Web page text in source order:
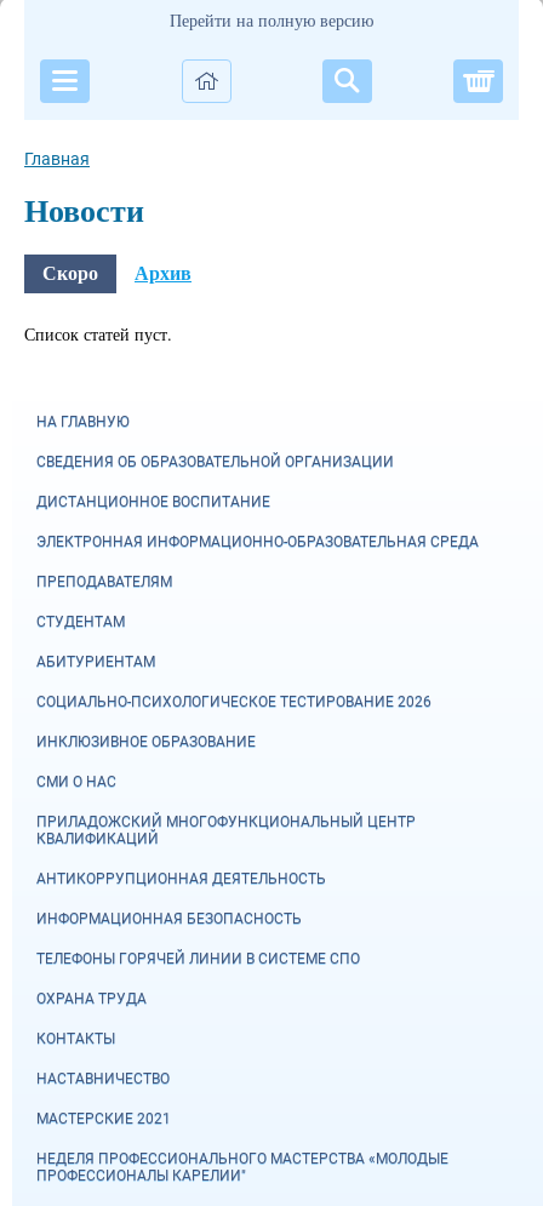
Перейти на полную версию
Главная
Новости
Скоро Архив
Список статей пуст.
НА ГЛАВНУЮ
СВЕДЕНИЯ ОБ ОБРАЗОВАТЕЛЬНОЙ ОРГАНИЗАЦИИ
ДИСТАНЦИОННОЕ ВОСПИТАНИЕ
ЭЛЕКТРОННАЯ ИНФОРМАЦИОННО-ОБРАЗОВАТЕЛЬНАЯ СРЕДА
ПРЕПОДАВАТЕЛЯМ
СТУДЕНТАМ
АБИТУРИЕНТАМ
СОЦИАЛЬНО-ПСИХОЛОГИЧЕСКОЕ ТЕСТИРОВАНИЕ 2026
ИНКЛЮЗИВНОЕ ОБРАЗОВАНИЕ
СМИ О НАС
ПРИЛАДОЖСКИЙ МНОГОФУНКЦИОНАЛЬНЫЙ ЦЕНТР
КВАЛИФИКАЦИЙ
АНТИКОРРУПЦИОННАЯ ДЕЯТЕЛЬНОСТЬ
ИНФОРМАЦИОННАЯ БЕЗОПАСНОСТЬ
ТЕЛЕФОНЫ ГОРЯЧЕЙ ЛИНИИ В СИСТЕМЕ СПО
ОХРАНА ТРУДА
КОНТАКТЫ
НАСТАВНИЧЕСТВО
МАСТЕРСКИЕ 2021
НЕДЕЛЯ ПРОФЕССИОНАЛЬНОГО МАСТЕРСТВА «МОЛОДЫЕ
ПРОФЕССИОНАЛЫ КАРЕЛИИ"